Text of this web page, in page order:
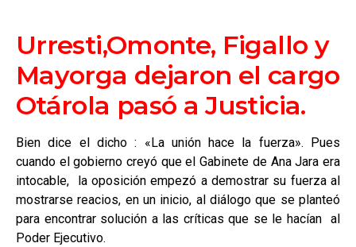
Urresti,Omonte, Figallo y
Mayorga dejaron el cargo
Otárola pasó a Justicia.
Bien dice el dicho : «La unión hace la fuerza». Pues
cuando el gobierno creyó que el Gabinete de Ana Jara era
intocable, la oposición empezó a demostrar su fuerza al
mostrarse reacios, en un inicio, al diálogo que se planteó
para encontrar solución a las críticas que se le hacían al
Poder Ejecutivo.